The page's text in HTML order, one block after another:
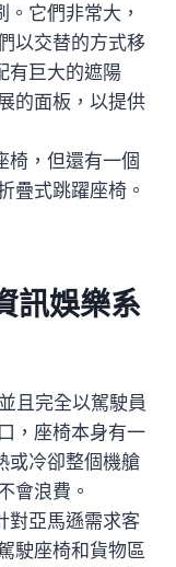
它們非常大，
以交替的方式移
有巨大的遮陽
的面板，以提供
椅，但還有一個
疊式跳躍座椅。
訊娛樂系
且完全以駕駛員
，座椅本身有一
或冷卻整個機艙
會浪費。
對亞馬遜需求客
駛座椅和貨物區